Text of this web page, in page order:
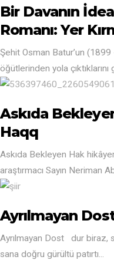
Bir Davanın
Romanı: Yer
Şehit Osman Batur’un
öğütlerinden yola çıktıklarını
Askıda
Haqq
Askıda Bekleyen Hak
araştırmacı Sayın Neriman
Ayrılmayan
Ayrılmayan Dost dur biraz,
sana doğru gürültü patırtı...